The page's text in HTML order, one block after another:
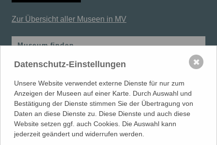
Zur Übersicht aller Museen in MV
Museum finden
Schule im Museum
Lehrerfortbildungen
MUSEUMSVERBAND
Datenschutz-Einstellungen
Unsere Website verwendet externe Dienste für nur zum
Anzeigen der Museen auf einer Karte. Durch Auswahl und
Bestätigung der Dienste stimmen Sie der Übertragung von
Daten an diese Dienste zu. Diese Dienste und auch diese
Website setzen ggf. auch Cookies. Die Auswahl kann
jederzeit geändert und widerrufen werden.
✖